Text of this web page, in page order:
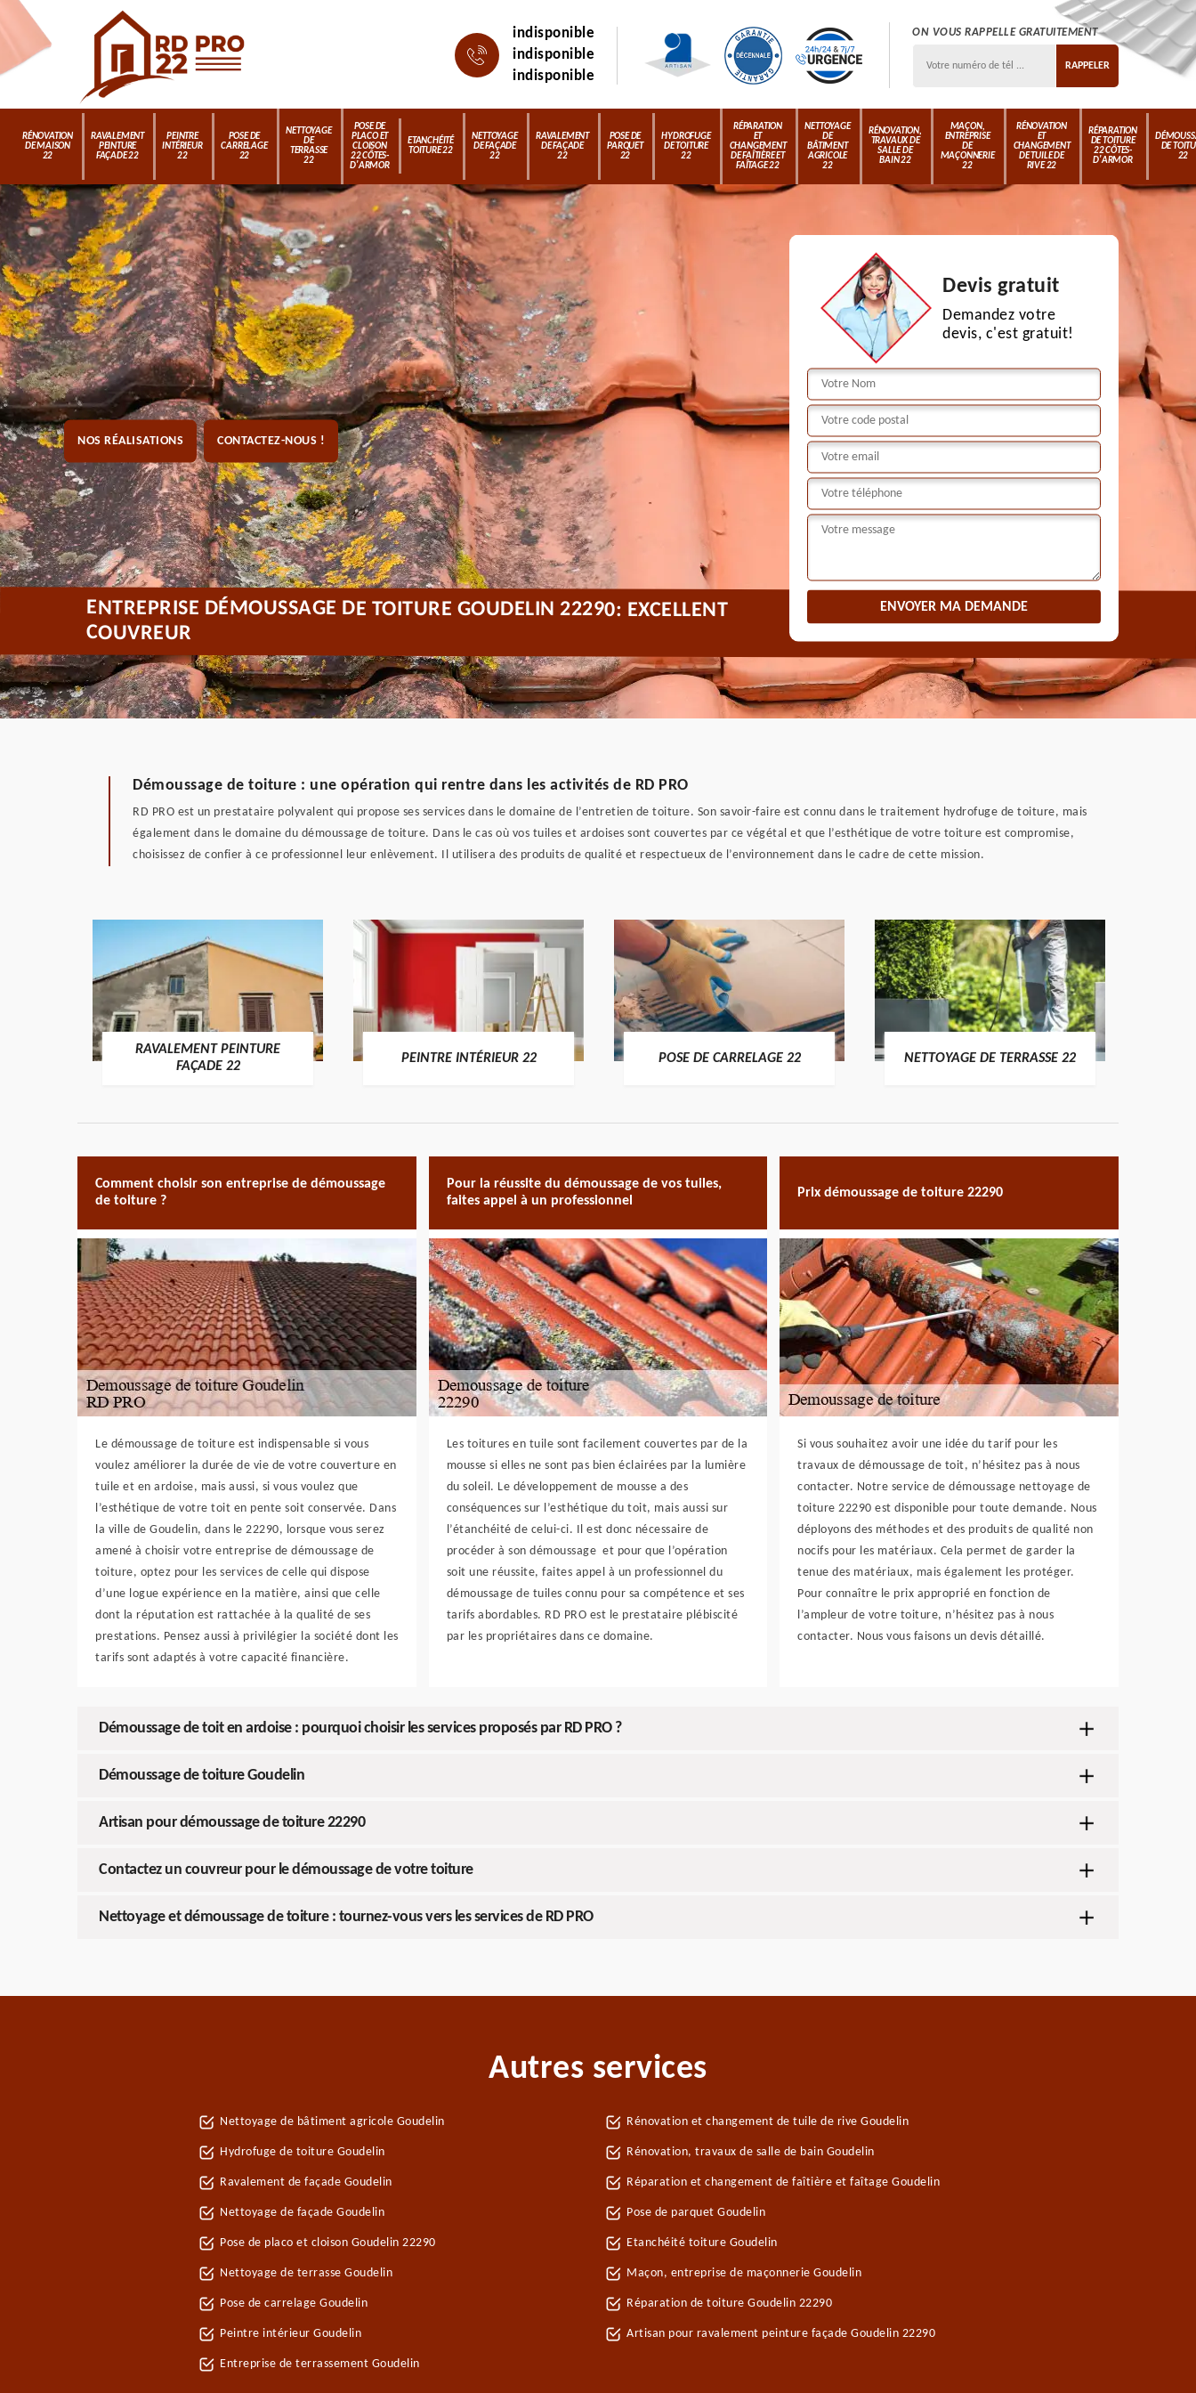
indisponible
indisponible
indisponible
ON VOUS RAPPELLE GRATUITEMENT
RÉNOVATION
DE MAISON
22
RAVALEMENT
PEINTURE
FAÇADE 22
PEINTRE
INTÉRIEUR
22
POSE DE
CARRELAGE
22
NETTOYAGE
DE
TERRASSE
22
POSE DE
PLACO ET
CLOISON
22 CÔTES-
D'ARMOR
ETANCHÉITÉ
TOITURE 22
NETTOYAGE
DE FAÇADE
22
RAVALEMENT
DE FAÇADE
22
POSE DE
PARQUET
22
HYDROFUGE
DE TOITURE
22
RÉPARATION
ET
CHANGEMENT
DE FAÎTIÈRE ET
FAÎTAGE 22
NETTOYAGE
DE
BÂTIMENT
AGRICOLE
22
RÉNOVATION,
TRAVAUX DE
SALLE DE
BAIN 22
MAÇON,
ENTREPRISE
DE
MAÇONNERIE
22
RÉNOVATION
ET
CHANGEMENT
DE TUILE DE
RIVE 22
RÉPARATION
DE TOITURE
22 CÔTES-
D'ARMOR
DE
22
NOS RÉALISATIONS CONTACTEZ-NOUS !
Devis gratuit
Demandez votre
devis, c'est gratuit!
ENTREPRISE DÉMOUSSAGE DE TOITURE GOUDELIN 22290: EXCELLENT
COUVREUR
Démoussage de toiture : une opération qui rentre dans les activités de RD PRO
RD PRO est un prestataire polyvalent qui propose ses services dans le domaine de l’entretien de toiture. Son savoir-faire est connu dans le traitement hydrofuge de toiture, mais
également dans le domaine du démoussage de toiture. Dans le cas où vos tuiles et ardoises sont couvertes par ce végétal et que l’esthétique de votre toiture est compromise,
choisissez de confier à ce professionnel leur enlèvement. Il utilisera des produits de qualité et respectueux de l’environnement dans le cadre de cette mission.
RAVALEMENT PEINTURE
FAÇADE 22
PEINTRE INTÉRIEUR 22 POSE DE CARRELAGE 22 NETTOYAGE DE TERRASSE 22
Comment choisir son entreprise de démoussage
de toiture ?
Le démoussage de toiture est indispensable si vous
voulez améliorer la durée de vie de votre couverture en
tuile et en ardoise, mais aussi, si vous voulez que
l’esthétique de votre toit en pente soit conservée. Dans
la ville de Goudelin, dans le 22290, lorsque vous serez
amené à choisir votre entreprise de démoussage de
toiture, optez pour les services de celle qui dispose
d’une logue expérience en la matière, ainsi que celle
dont la réputation est rattachée à la qualité de ses
prestations. Pensez aussi à privilégier la société dont les
tarifs sont adaptés à votre capacité financière.
Pour la réussite du démoussage de vos tuiles,
faites appel à un professionnel
Les toitures en tuile sont facilement couvertes par de la
mousse si elles ne sont pas bien éclairées par la lumière
du soleil. Le développement de mousse a des
conséquences sur l’esthétique du toit, mais aussi sur
l’étanchéité de celui-ci. Il est donc nécessaire de
procéder à son démoussage et pour que l’opération
soit une réussite, faites appel à un professionnel du
démoussage de tuiles connu pour sa compétence et ses
tarifs abordables. RD PRO est le prestataire plébiscité
par les propriétaires dans ce domaine.
Prix démoussage de toiture 22290
Si vous souhaitez avoir une idée du tarif pour les
travaux de démoussage de toit, n’hésitez pas à nous
contacter. Notre service de démoussage nettoyage de
toiture 22290 est disponible pour toute demande. Nous
déployons des méthodes et des produits de qualité non
nocifs pour les matériaux. Cela permet de garder la
tenue des matériaux, mais également les protéger.
Pour connaître le prix approprié en fonction de
l’ampleur de votre toiture, n’hésitez pas à nous
contacter. Nous vous faisons un devis détaillé.
Démoussage de toit en ardoise : pourquoi choisir les services proposés par RD PRO ?
Démoussage de toiture Goudelin
Artisan pour démoussage de toiture 22290
Contactez un couvreur pour le démoussage de votre toiture
Nettoyage et démoussage de toiture : tournez-vous vers les services de RD PRO
Autres services
Nettoyage de bâtiment agricole Goudelin
Hydrofuge de toiture Goudelin
Ravalement de façade Goudelin
Nettoyage de façade Goudelin
Pose de placo et cloison Goudelin 22290
Nettoyage de terrasse Goudelin
Pose de carrelage Goudelin
Peintre intérieur Goudelin
Entreprise de terrassement Goudelin
Rénovation et changement de tuile de rive Goudelin
Rénovation, travaux de salle de bain Goudelin
Réparation et changement de faîtière et faîtage Goudelin
Pose de parquet Goudelin
Etanchéité toiture Goudelin
Maçon, entreprise de maçonnerie Goudelin
Réparation de toiture Goudelin 22290
Artisan pour ravalement peinture façade Goudelin 22290